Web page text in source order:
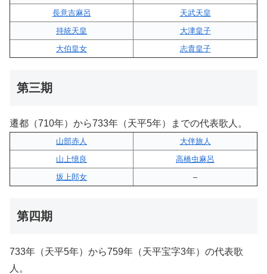
長意吉麻呂
天武天皇
持統天皇
大津皇子
大伯皇女
志貴皇子
第三期
遷都（710年）から733年（天平5年）までの代表歌人。
山部赤人
大伴旅人
山上憶良
高橋虫麻呂
坂上郎女
–
第四期
733年（天平5年）から759年（天平宝字3年）の代表歌
人。